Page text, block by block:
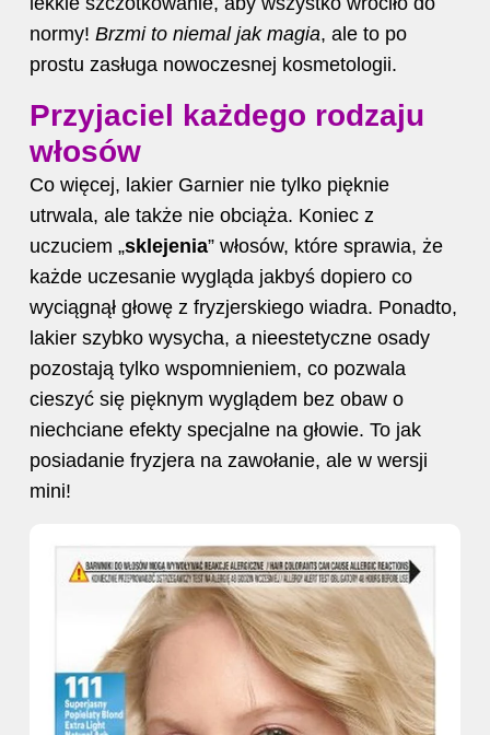
normy! Brzmi to niemal jak magia, ale to po
prostu zasługa nowoczesnej kosmetologii.
Przyjaciel każdego rodzaju
włosów
Co więcej, lakier Garnier nie tylko pięknie
utrwala, ale także nie obciąża. Koniec z
uczuciem „sklejenia” włosów, które sprawia, że
każde uczesanie wygląda jakbyś dopiero co
wyciągnął głowę z fryzjerskiego wiadra. Ponadto,
lakier szybko wysycha, a nieestetyczne osady
pozostają tylko wspomnieniem, co pozwala
cieszyć się pięknym wyglądem bez obaw o
niechciane efekty specjalne na głowie. To jak
posiadanie fryzjera na zawołanie, ale w wersji
mini!